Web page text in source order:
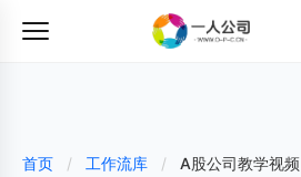
首页 / 工作流库 / A股公司教学视频